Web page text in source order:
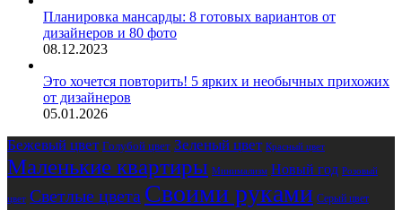
Планировка мансарды: 8 готовых вариантов от
дизайнеров и 80 фото
08.12.2023
Это хочется повторить! 5 ярких и необычных прихожих
от дизайнеров
05.01.2026
Бежевый цвет Голубой цвет Зеленый цвет Красный цвет
Маленькие квартиры Минимализм Новый год Розовый
цвет Светлые цвета Своими руками Серый цвет